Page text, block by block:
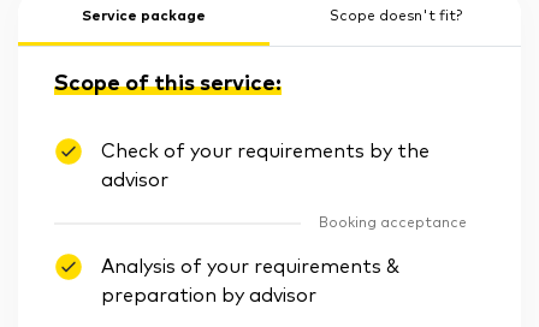
Service package Scope doesn't fit?
Scope of this service:
Check of your requirements by the
advisor
Booking acceptance
Analysis of your requirements &
preparation by advisor